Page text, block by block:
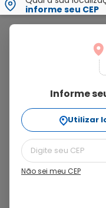
informe seu CEP
Informe
Utilizar
Não sei meu CEP
Ordenar Por
relevância